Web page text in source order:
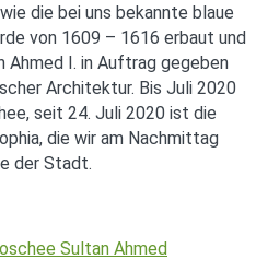
die bei uns bekannte blaue
von 1609 – 1616 erbaut und
Ahmed I. in Auftrag gegeben
Architektur. Bis Juli 2020
seit 24. Juli 2020 ist die
die wir am Nachmittag
der Stadt.